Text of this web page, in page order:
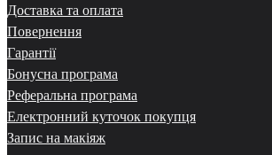
Доставка та оплата
Повернення
Гарантії
Бонусна програма
Реферальна програма
Електронний куточок покупця
Запис на макіяж